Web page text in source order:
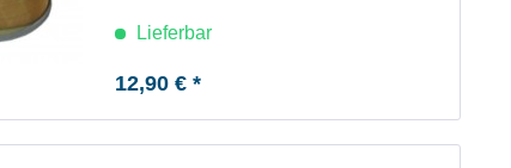
Lieferbar
12,90 € *